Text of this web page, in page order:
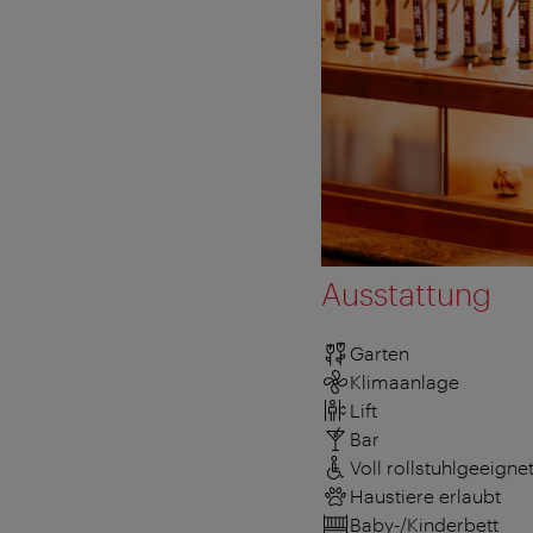
Ausstattung
Garten
Klimaanlage
Lift
Bar
Voll rollstuhlgeeignet
Haustiere erlaubt
Baby-/Kinderbett